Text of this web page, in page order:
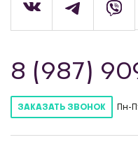
8 (987)
ЗАКАЗАТЬ ЗВОНОК Пн-